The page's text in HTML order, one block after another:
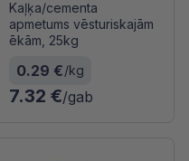
Kaļķa/cementa
apmetums vēsturiskajām
ēkām, 25kg
0.29 €/kg
7.32 €/gab